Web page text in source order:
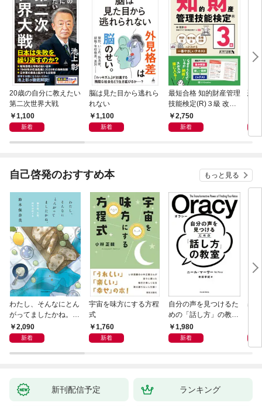
20歳の自分に教えたい
第二次世界大戦
1,100
新着
脳は見た目から逃れら
れない
1,100
新着
最短合格 知的財産管理
技能検定(R)３級 改訂
２版2,750
新着
恐
自己啓発のおすすめ本 もっと見る
わたし、そんなにとん
がってましたかね。
獅子座、Ａ型、丙午は
めぐる
2,090
新着
宇宙を味方にする方程
式
1,760
新着
自分の声を見つけるた
めの「話し方」の教
室 Ｏｒａｃｙ（オラ
シー）
1,980
新着
基
新刊配信予定 ランキング